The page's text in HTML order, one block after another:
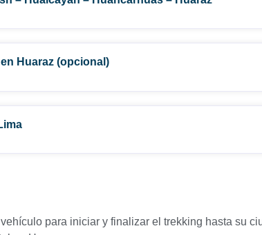
Huaraz (opcional)
para iniciar y finalizar el trekking hasta su